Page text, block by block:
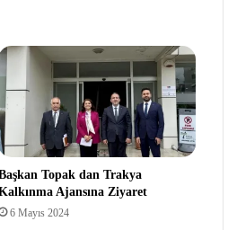
Topak dan Trakya
Ajansına Ziyaret
6 Mayıs 2024